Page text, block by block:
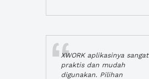
XWORK aplikasinya sangat
praktis dan mudah
digunakan. Pilihan